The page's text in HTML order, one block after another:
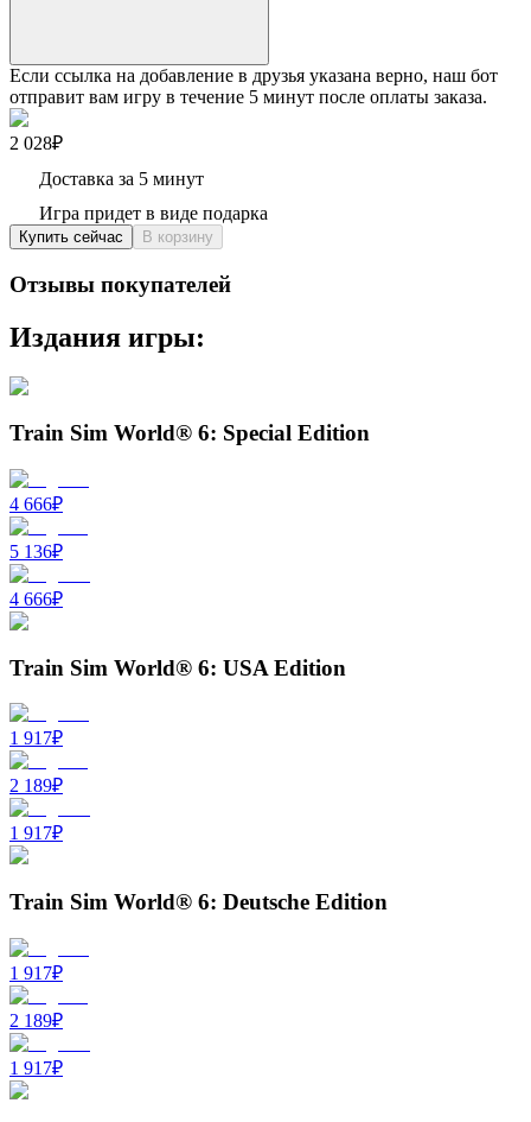
Если ссылка на добавление в друзья указана верно, наш бот
отправит вам игру в течение 5 минут после оплаты заказа.
2 028₽
Доставка за 5 минут
Игра придет в виде подарка
Купить сейчас В корзину
Отзывы покупателей
Издания игры:
Train Sim World® 6: Special Edition
4 666₽
5 136₽
4 666₽
Train Sim World® 6: USA Edition
1 917₽
2 189₽
1 917₽
Train Sim World® 6: Deutsche Edition
1 917₽
2 189₽
1 917₽